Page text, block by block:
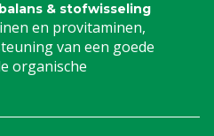
& stofwisseling
en provitaminen,
van een goede
organische